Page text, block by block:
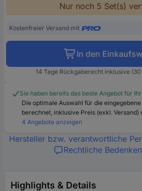
Nur noch 5 Set(s)
Kostenfreier Versand mit
In den
14 Tage Rückgaberecht inklusive
Sie haben bereits das beste Angebot für
Die optimale Auswahl für die
berechnet, inklusive Preis (exkl. Versand)
4 Angebote anzeigen
Hersteller bzw. verantwortliche
Rechtliche
Highlights & Details